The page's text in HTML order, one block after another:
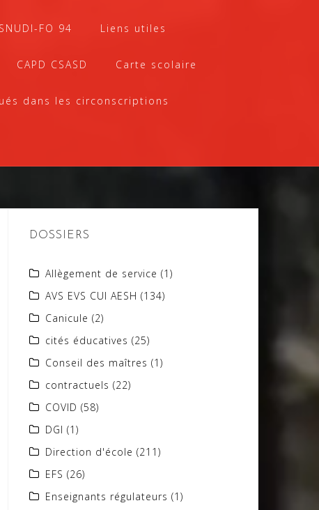
FO 94 Liens utiles
CAPD CSASD Carte scolaire
dans les circonscriptions
DOSSIERS
Allègement de service (1)
AVS EVS CUI AESH (134)
Canicule (2)
cités éducatives (25)
Conseil des maîtres (1)
contractuels (22)
COVID (58)
DGI (1)
Direction d'école (211)
EFS (26)
Enseignants régulateurs (1)